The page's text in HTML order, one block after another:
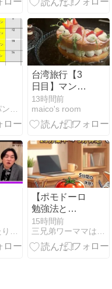
台湾旅行【3
日目】マンダ
リンのクラブ
ラウンジが想
像以上！絶品
ティー
13時間前
maico's room
【ポモドーロ
勉強法と
は？】最強の
学習テクニッ
クって？
15時間前